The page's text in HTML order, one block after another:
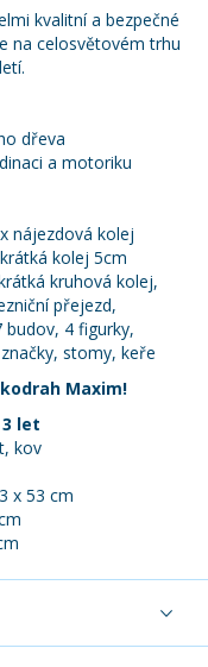
kvalitní a bezpečné
na celosvětovém trhu
dřeva
a motoriku
nájezdová kolej
kolej 5cm
kruhová kolej,
přejezd,
4 figurky,
stomy, keře
Maxim!
let
kov
x 53 cm